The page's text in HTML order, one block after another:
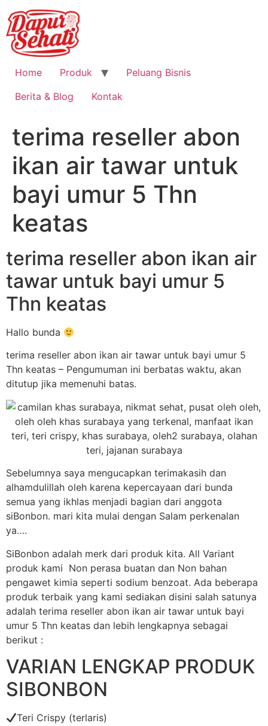
Home Produk
Peluang Bisnis
Berita & Blog
Kontak
terima reseller abon
ikan air tawar untuk
bayi umur 5 Thn
keatas
terima reseller abon ikan air
tawar untuk bayi umur 5
Thn keatas
Hallo bunda
terima reseller abon ikan air tawar untuk bayi umur 5
Thn keatas – Pengumuman ini berbatas waktu, akan
ditutup jika memenuhi batas.
Sebelumnya saya mengucapkan terimakasih dan
alhamdulillah oleh karena kepercayaan dari bunda
semua yang ikhlas menjadi bagian dari anggota
siBonbon. mari kita mulai dengan Salam perkenalan
ya….
SiBonbon adalah merk dari produk kita. All Variant
produk kami Non perasa buatan dan Non bahan
pengawet kimia seperti sodium benzoat. Ada beberapa
produk terbaik yang kami sediakan disini salah satunya
adalah terima reseller abon ikan air tawar untuk bayi
umur 5 Thn keatas dan lebih lengkapnya sebagai
berikut :
VARIAN LENGKAP PRODUK
SIBONBON
Teri Crispy (terlaris)